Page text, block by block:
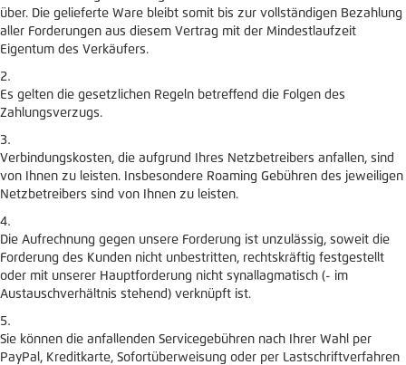
über. Die gelieferte Ware bleibt somit bis zur vollständigen Bezahlung
aller Forderungen aus diesem Vertrag mit der Mindestlaufzeit
Eigentum des Verkäufers.
Es gelten die gesetzlichen Regeln betreffend die Folgen des
Zahlungsverzugs.
Verbindungskosten, die aufgrund Ihres Netzbetreibers anfallen, sind
von Ihnen zu leisten. Insbesondere Roaming Gebühren des jeweiligen
Netzbetreibers sind von Ihnen zu leisten.
Die Aufrechnung gegen unsere Forderung ist unzulässig, soweit die
Forderung des Kunden nicht unbestritten, rechtskräftig festgestellt
oder mit unserer Hauptforderung nicht synallagmatisch (- im
Austauschverhältnis stehend) verknüpft ist.
Sie können die anfallenden Servicegebühren nach Ihrer Wahl per
PayPal, Kreditkarte, Sofortüberweisung oder per Lastschriftverfahren